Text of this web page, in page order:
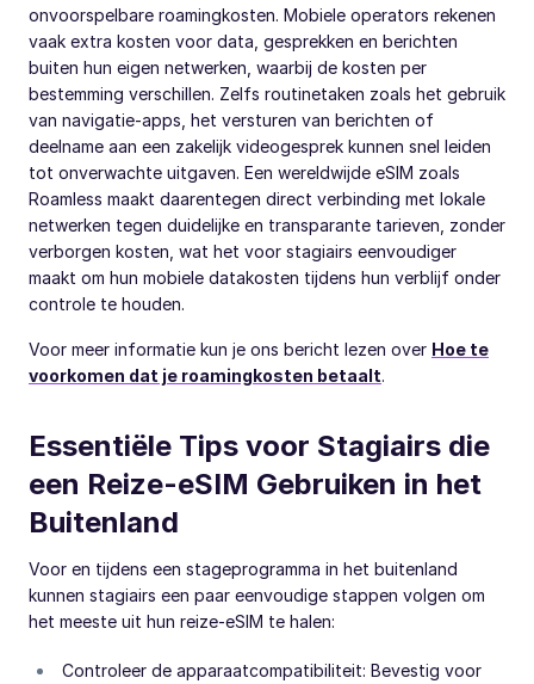
onvoorspelbare roamingkosten. Mobiele operators rekenen
vaak extra kosten voor data, gesprekken en berichten
buiten hun eigen netwerken, waarbij de kosten per
bestemming verschillen. Zelfs routinetaken zoals het gebruik
van navigatie-apps, het versturen van berichten of
deelname aan een zakelijk videogesprek kunnen snel leiden
tot onverwachte uitgaven. Een wereldwijde eSIM zoals
Roamless maakt daarentegen direct verbinding met lokale
netwerken tegen duidelijke en transparante tarieven, zonder
verborgen kosten, wat het voor stagiairs eenvoudiger
maakt om hun mobiele datakosten tijdens hun verblijf onder
controle te houden.
Voor meer informatie kun je ons bericht lezen over Hoe te
voorkomen dat je roamingkosten betaalt.
Essentiële Tips voor Stagiairs die
een Reize-eSIM Gebruiken in het
Buitenland
Voor en tijdens een stageprogramma in het buitenland
kunnen stagiairs een paar eenvoudige stappen volgen om
het meeste uit hun reize-eSIM te halen:
Controleer de apparaatcompatibiliteit: Bevestig voor